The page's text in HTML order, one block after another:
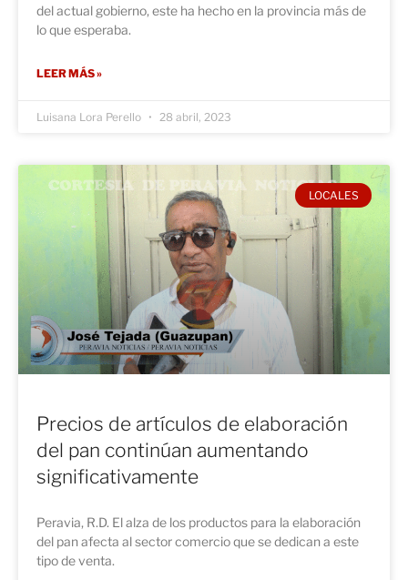
del actual gobierno, este ha hecho en la provincia más de
lo que esperaba.
LEER MÁS »
Luisana Lora Perello 28 abril, 2023
LOCALES
Precios de artículos de elaboración
del pan continúan aumentando
significativamente
Peravia, R.D. El alza de los productos para la elaboración
del pan afecta al sector comercio que se dedican a este
tipo de venta.